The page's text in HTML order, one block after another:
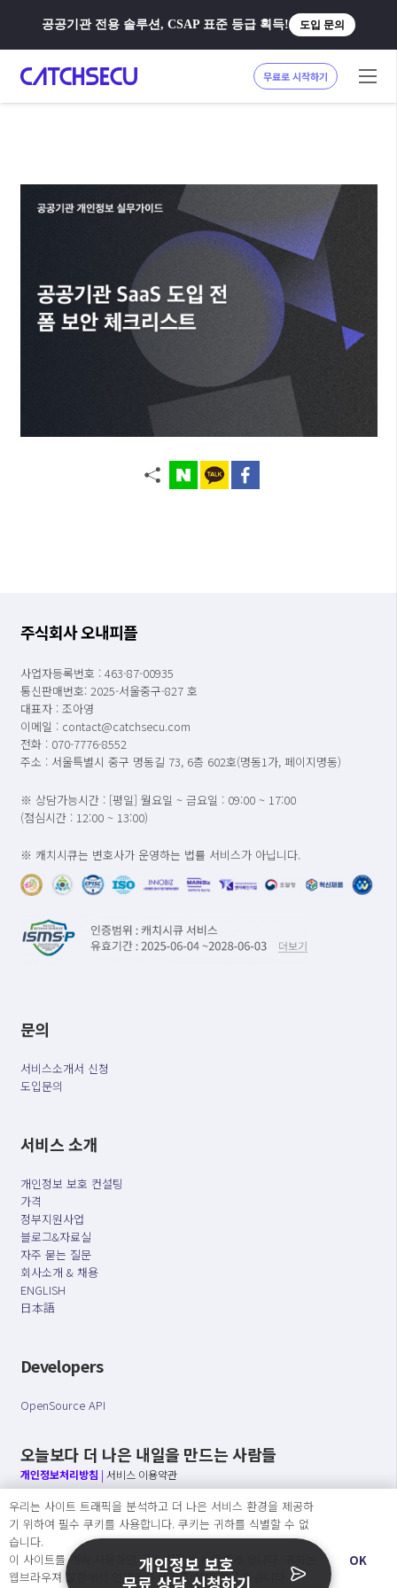
공공기관 전용 솔루션, CSAP 표준 등급 획득! 도입 문의
무료로 시작하기
주식회사 오내피플
사업자등록번호 : 463-87-00935
통신판매번호: 2025-서울중구-827 호
대표자 : 조아영
이메일 : contact@catchsecu.com
전화 : 070-7776-8552
주소 : 서울특별시 중구 명동길 73, 6층 602호(명동1가, 페이지명동)
※ 상담가능시간 : [평일] 월요일 ~ 금요일 : 09:00 ~ 17:00
(점심시간 : 12:00 ~ 13:00)
※ 캐치시큐는 변호사가 운영하는 법률 서비스가 아닙니다.
문의
서비스소개서 신청
도입문의
서비스 소개
개인정보 보호 컨설팅
가격
정부지원사업
블로그&자료실
자주 묻는 질문
회사소개 & 채용
ENGLISH
日本語
Developers
OpenSource API
오늘보다 더 나은 내일을 만드는 사람들
개인정보처리방침 | 서비스 이용약관
○ 개인정보보호 컴플라이언스를 선도하겠습니다.
○ 정보주체의 권리를 보장하겠습니다.
○ 기업의 개인정보보호를 위한 효율적 관리를 보장하겠습니다.
우리는 사이트 트래픽을 분석하고 더 나은 서비스 환경을 제공하
기 위하여 필수 쿠키를 사용합니다. 쿠키는 귀하를 식별할 수 없
습니다.
이 사이트를 계속 사용하면 쿠키 사용에 동의하게 됩니다. 귀하는
웹브라우져 설정에서 언제든지 쿠키를 삭제 할 수있습니다.
OK
개인정보 보호
무료 상담 신청하기